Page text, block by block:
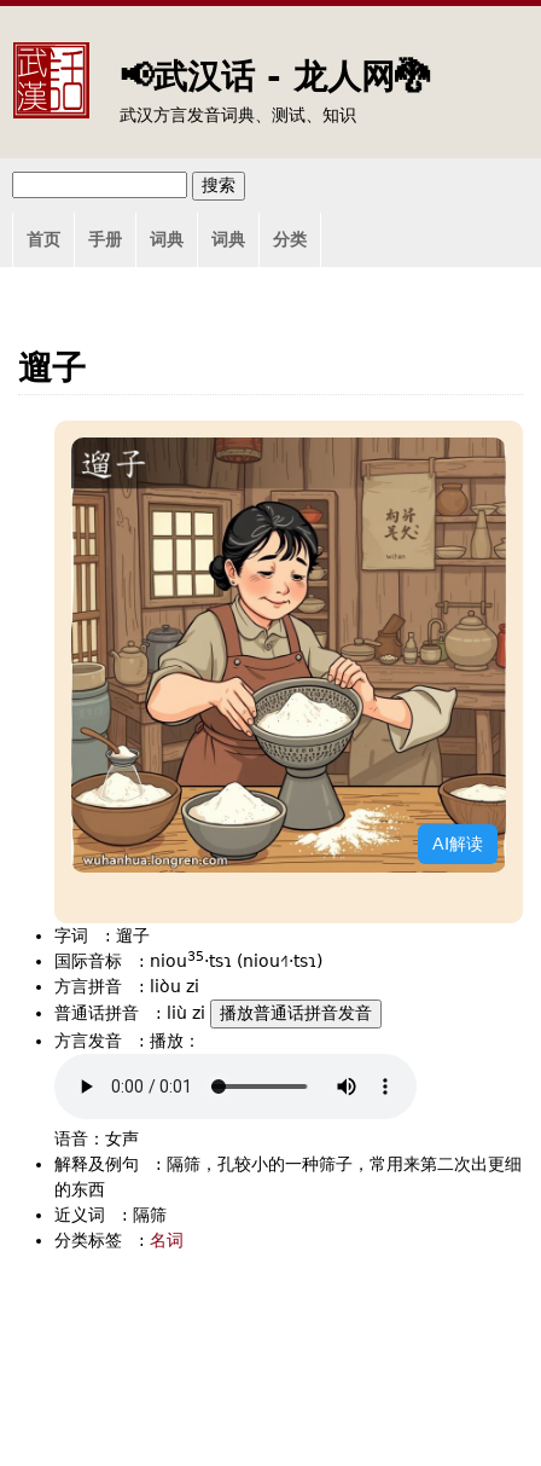
📢武汉话 - 龙人网🐉
武汉方言发音词典、测试、知识
单
索主首页 手册 词典 词典 分类
遛子
AI解读
字词 : 遛子
国际音标
: niou35·tsɿ (niou˧˥·tsɿ)
方言拼音
:
liòu zi
普通话拼音
: liù zi
播放普通话拼音发音
方言发音
: 播放：
语音：女声
解释及例句
: 隔筛，孔较小的一种筛子，常用来第二次出更细
的东西
近义词
: 隔筛
分类标签
: 名词